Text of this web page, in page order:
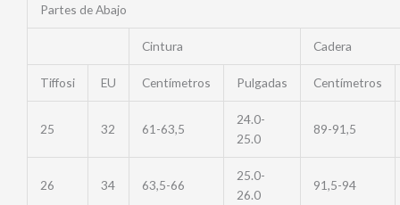
Partes de Abajo
Cintura Cadera
Tiffosi EU Centímetros Pulgadas Centímetros
25 32 61-63,5
24.0-
25.0
89-91,5
26 34 63,5-66
25.0-
26.0
91,5-94